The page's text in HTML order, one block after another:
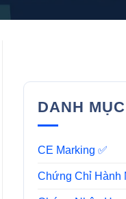
DANH MỤC
CE Marking ✅
Chứng Chỉ Hành